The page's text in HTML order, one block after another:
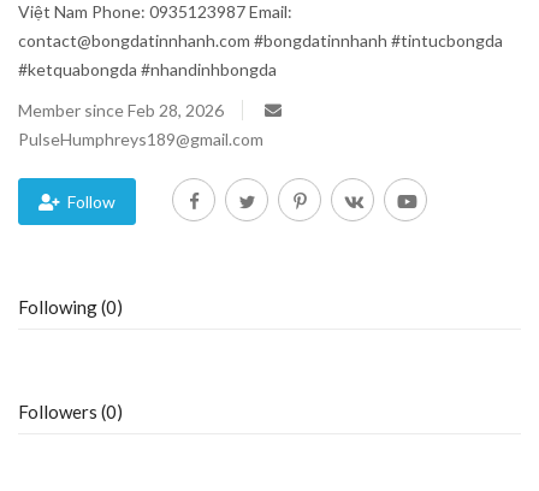
Fashion
Sitemap
News
Business
Việt Nam Phone: 0935123987 Email:
contact@bongdatinnhanh.com #bongdatinnhanh #tintucbongda
#ketquabongda #nhandinhbongda
Member since Feb 28, 2026
PulseHumphreys189@gmail.com
Follow
Following (0)
Followers (0)